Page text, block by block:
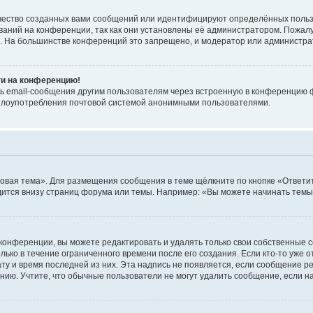
созданных вами сообщений или идентифицируют определённых
на конференции, так как они установлены её администратором.
На большинстве конференций это запрещено, и модератор или
на конференцию!
email-сообщения другим пользователям через встроенную в
почтовой системой анонимными пользователями.
тема». Для размещения сообщения в теме щёлкните по кнопке
внизу страниц форума или темы. Например: «Вы можете начинать
вы можете редактировать и удалять только свои
в течение ограниченного времени после его создания. Если кто-то
и время последней из них. Эта надпись не появляется, если сообщение
Учтите, что обычные пользователи не могут удалить сообщение, если